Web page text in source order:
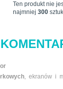
Ten produkt nie
najmniej300
, ekranów i